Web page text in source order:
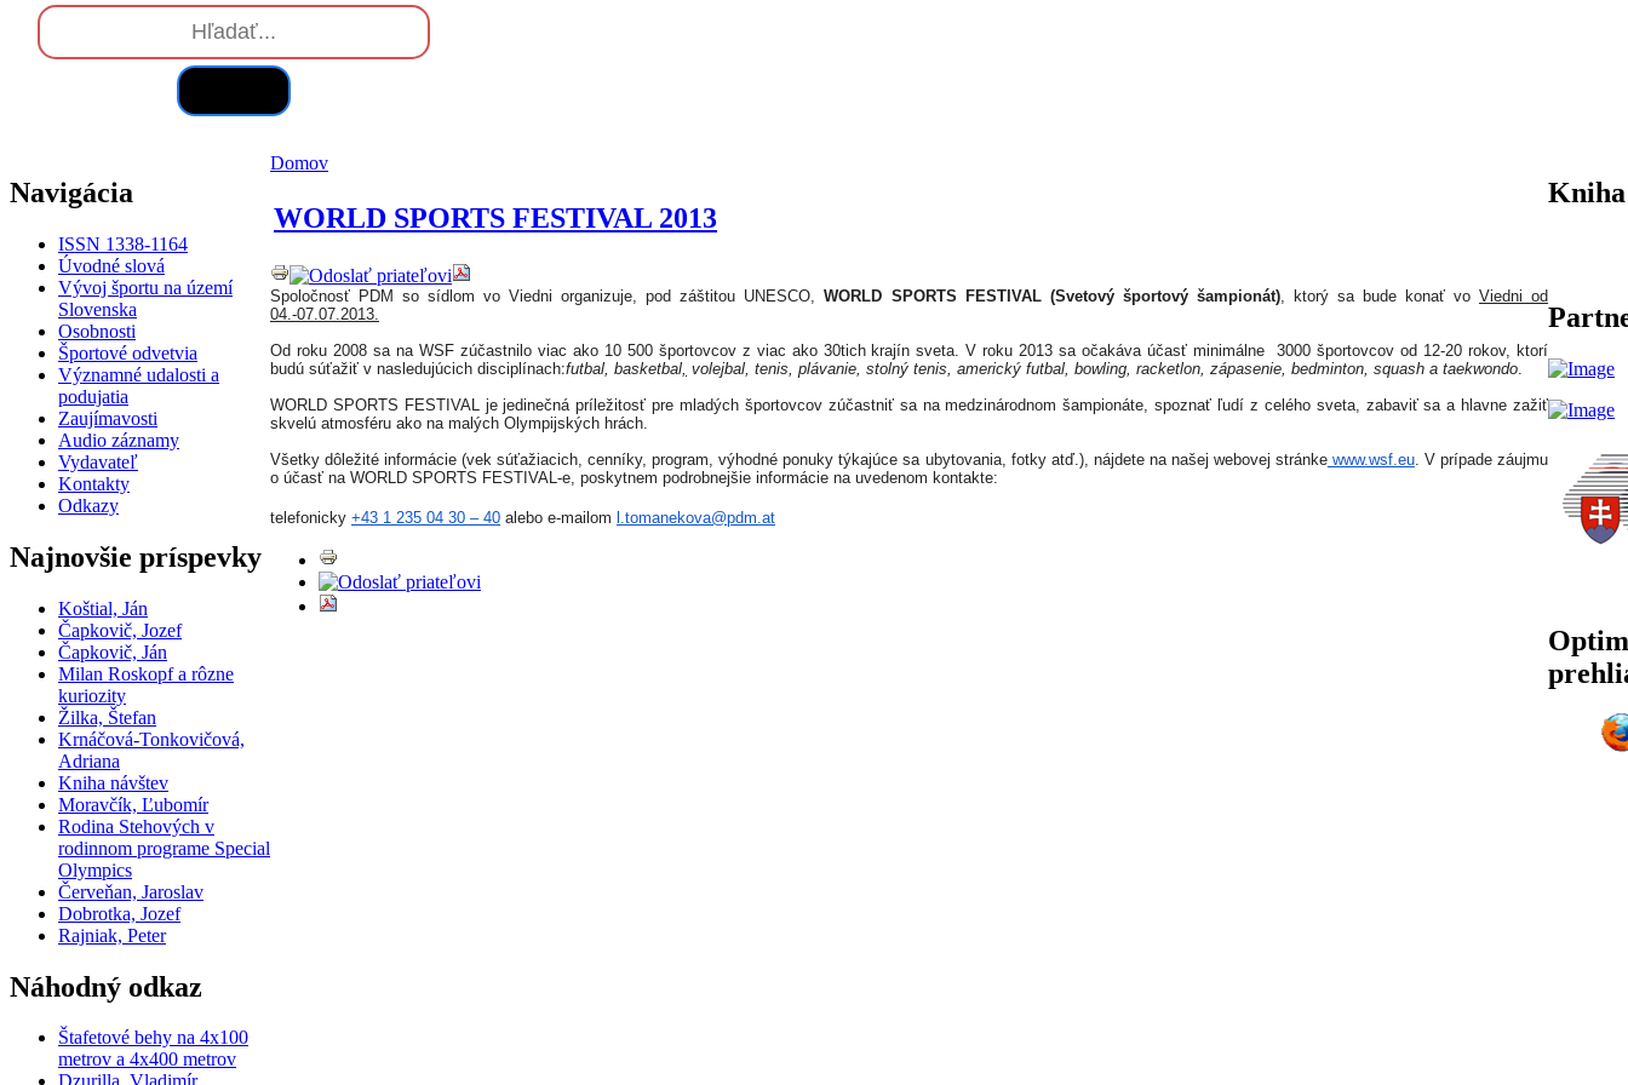
Navigácia
ISSN 1338-1164
Úvodné slová
Vývoj športu na území
Slovenska
Osobnosti
Športové odvetvia
Významné udalosti a
podujatia
Zaujímavosti
Audio záznamy
Vydavateľ
Kontakty
Odkazy
Najnovšie príspevky
Koštial, Ján
Čapkovič, Jozef
Čapkovič, Ján
Milan Roskopf a rôzne
kuriozity
Žilka, Štefan
Krnáčová-Tonkovičová,
Adriana
Kniha návštev
Moravčík, Ľubomír
Rodina Stehových v
rodinnom programe Special
Olympics
Červeňan, Jaroslav
Dobrotka, Jozef
Rajniak, Peter
Náhodný odkaz
Štafetové behy na 4x100
metrov a 4x400 metrov
Domov
WORLD SPORTS FESTIVAL 2013
Spoločnosť PDM so sídlom vo Viedni organizuje, pod záštitou UNESCO,WORLD SPORTS FESTIVAL (Svetový športový šampionát), ktorý sa bude konať vo Viedni od
04.-07.07.2013.
Od roku 2008 sa na WSF zúčastnilo viac ako 10 500 športovcov z viac ako 30tich krajín sveta. V roku 2013 sa očakáva účasť minimálne 3000 športovcov od 12-20 rokov, ktorí
budú súťažiť v nasledujúcich disciplínach׃futbal, basketbal, volejbal, tenis, plávanie, stolný tenis, americký futbal, bowling, racketlon, zápasenie, bedminton, squash a taekwondo.
WORLD SPORTS FESTIVAL je jedinečná príležitosť pre mladých športovcov zúčastniť sa na medzinárodnom šampionáte, spoznať ľudí z celého sveta, zabaviť sa a hlavne zažiť
skvelú atmosféru ako na malých Olympijs kých hrách.
Všetky dôležité informácie (vek súťažiacich, cenníky, program, výhodné ponuky týkajúce sa ubytovania, fotky atď.), nájdete na našej webovej stránkewww.wsf.eu. V prípade záujmu
o účasť na WORLD SPORTS FESTIVAL-e, poskytnem podrobnejšie informácie na uvedenom kontakte:
telefonicky +43 1 235 04 30 – 40 alebo e-mailom l.tomanekova@pdm.at
Kniha